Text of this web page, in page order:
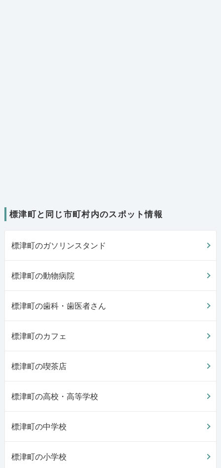
標津町と同じ市町村内のスポット情報
標津町のガソリンスタンド
標津町の動物病院
標津町の歯科・歯医者さん
標津町のカフェ
標津町の喫茶店
標津町の高校・高等学校
標津町の中学校
標津町の小学校